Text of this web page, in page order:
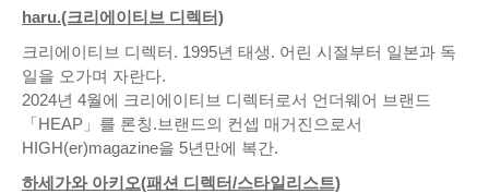
haru.(크리에이티브 디렉터)
크리에이티브 디렉터. 1995년 태생. 어린 시절부터 일본과 독
일을 오가며 자란다.
2024년 4월에 크리에이티브 디렉터로서 언더웨어 브랜드
「HEAP」를 론칭.브랜드의 컨셉 매거진으로서
HIGH(er)magazine을 5년만에 복간.
하세가와 아키오(패션 디렉터/스타일리스트)